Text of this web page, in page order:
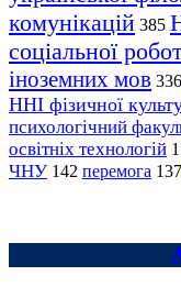
комунікацій 385
соціальної
іноземних мов 336
ННІ фізичної
психологічний
освітніх технологій
ЧНУ 142 перемога 137